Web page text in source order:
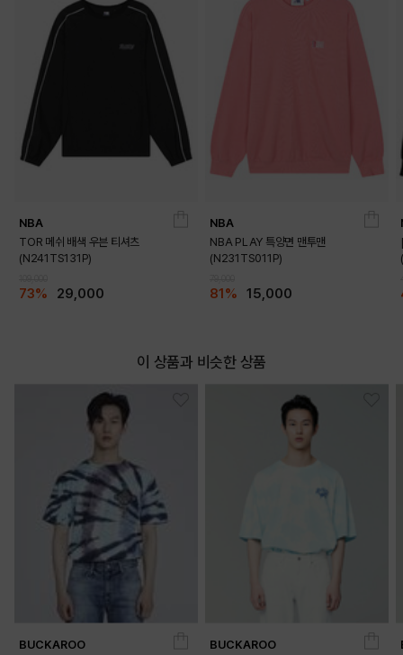
PRODUCT VIEW
NBA
TOR 메쉬 배색 우븐 티셔츠
(N241TS131P)
73% 29,000
NBA
NBA PLAY 특양면 맨투맨
(N231TS011P)
81% 15,000
이 상품과 비슷한 상품
BUCKAROO
BUCKAROO